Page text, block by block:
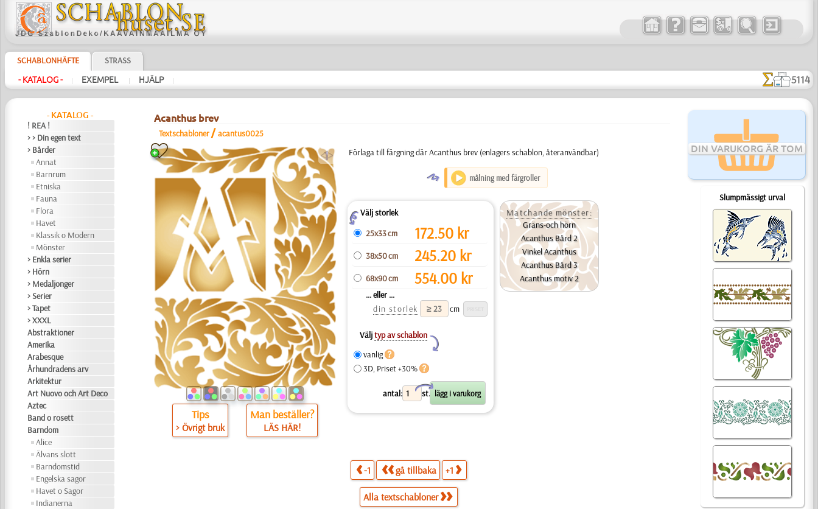
SCHABLONHÄFTE STRASS
- KATALOG - | EXEMPEL | HJÄLP | 5114
- KATALOG -
! REA !
> > Din egen text
> Bårder
Annat
Barnrum
Etniska
Fauna
Flora
Havet
Klassik o Modern
Mönster
> Enkla serier
> Hörn
> Medaljonger
> Serier
> Tapet
> XXXL
Abstraktioner
Amerika
Arabesque
Århundradens arv
Arkitektur
Art Nuovo och Art Deco
Aztec
Band o rosett
Barndom
Alice
Älvans slott
Barndomstid
Engelska sagor
Havet o Sagor
Indianerna
DIN VARUKORG ÄR TOM
Slumpmässigt urval
Acanthus brev
Textschabloner /acantus0025
a
Tips
> Övrigt bruk
Man beställer?
LÄS HÄR!
Förlaga till färgning där Acanthus brev (enlagers schablon, återanvändbar)
O målning med färgroller
ZVälj storlek
25x33 cm
172.50kr
38x50 cm 245.20kr
68x90 cm 554.00kr
... eller ...
din storlek
cm
Väljtyp av schablon
Y
vanlig
3D, Priset +30%
antal: st.
X
Matchande mönster:
Gräns-och hörn
Acanthus Bård 2
Vinkel Acanthus
Acanthus Bård 3
Acanthus motiv 2
-1 gå tillbaka +1
Alla textschabloner